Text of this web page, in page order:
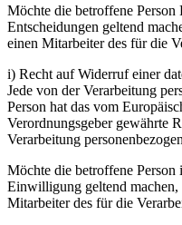
Möchte die betroffene Person
Entscheidungen geltend
einen Mitarbeiter des für die
i) Recht auf Widerruf einer
Jede von der Verarbeitung
Person hat das vom
Verordnungsgeber gewährte
Verarbeitung
Möchte die betroffene
Einwilligung geltend machen,
Mitarbeiter des für die